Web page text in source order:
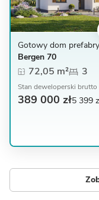
Gotowy dom
Bergen 70
72,05 m² 3
Stan deweloperski brutto
389 000 zł5 399